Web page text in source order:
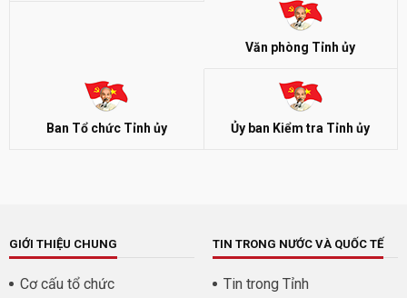
Văn phòng Tỉnh ủy
Ban Tổ chức Tỉnh ủy Ủy ban Kiểm tra Tỉnh ủy
GIỚI THIỆU CHUNG
Cơ cấu tổ chức
TIN TRONG NƯỚC VÀ QUỐC TẾ
Tin trong Tỉnh